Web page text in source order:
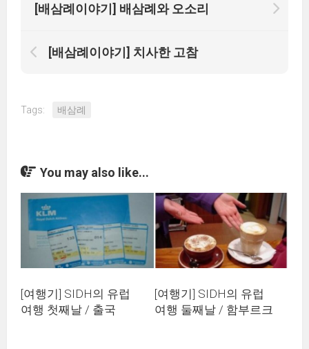
[배삼례이야기] 배삼례와 오소리
[배삼례이야기] 치사한 고참
Tags: 배삼례
You may also like...
[여행기] SIDH의 유럽
여행 첫째날 / 출국
[여행기] SIDH의 유럽
여행 둘째날 / 함부르크